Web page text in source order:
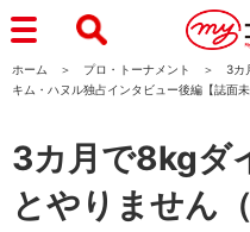
ホーム プロ・トーナメント
3カ
キム・ハヌル独占インタビュー後編【誌面未
3カ月で8kgダ
とやりません